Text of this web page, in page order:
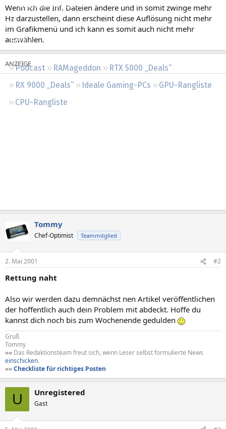
Neueste Aktivitäten
Leserartikel
Regeln
Podcast RAMageddon
RTX 5000 „Deals“
RX 9000 „Deals“
Ideale Gaming-PCs
GPU-Rangliste
CPU-Rangliste
Wenn ich die Inf. Dateien ändere und in somit zwinge mehr
Hz darzustellen, dann erscheint diese Auflösung nicht mehr
im Grafikmenü und ich kann es somit auch nicht mehr
auswählen.
Tommy
Chef-Optimist Teammitglied
2. Mai 2001 #2
Rettung naht
Also wir werden dazu demnächst nen Artikel veröffentlichen
der hoffentlich auch dein Problem mit abdeckt. Hoffe du
kannst dich noch bis zum Wochenende gedulden
Gruß
Tommy
»» Das Redaktionsteam freut sich, wenn Leser selbst formulierte News
einschicken.
»»Checkliste für richtiges Posten
U Unregistered
Gast